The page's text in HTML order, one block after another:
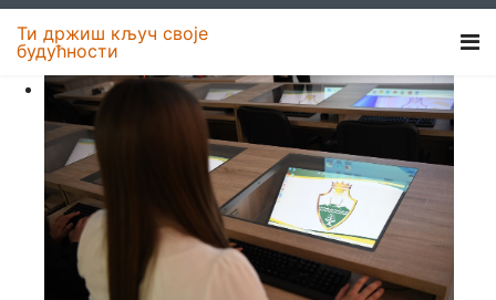
Ти држиш кључ своје
будућности